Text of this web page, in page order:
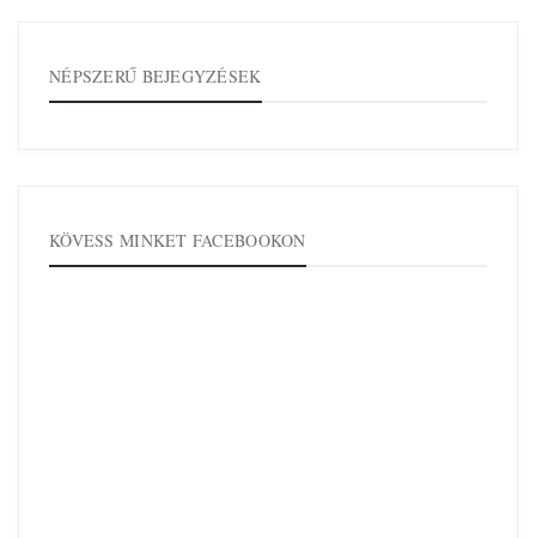
NÉPSZERŰ BEJEGYZÉSEK
KÖVESS MINKET FACEBOOKON